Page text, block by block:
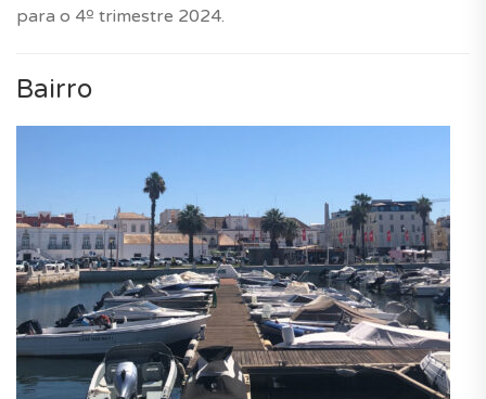
para o 4º trimestre 2024.
Bairro